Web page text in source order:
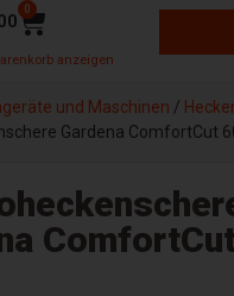
0
anzeigen
und Maschinen /
Gardena ComfortCut